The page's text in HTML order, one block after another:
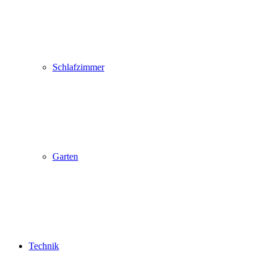
Schlafzimmer
Garten
Technik